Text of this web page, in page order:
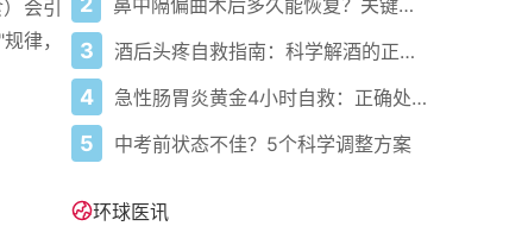
会引
律，
3 酒后头疼自救指南：科学解酒的正确打开方式
4 急性肠胃炎黄金4小时自救：正确处置与误区避坑关键
5 中考前状态不佳？5个科学调整方案
环球医讯